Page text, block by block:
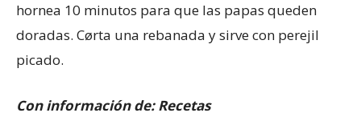
hornea 10 minutos para que las papas queden
doradas. Cørta una rebanada y sirve con perejil
picado.
Con información de: Recetas